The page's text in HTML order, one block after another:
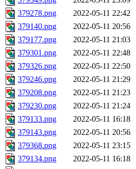
379278.png
2022-05-11 22:42
379140.png
2022-05-11 20:56
379177.png
2022-05-11 21:03
379301.png
2022-05-11 22:48
379326.png
2022-05-11 22:50
379246.png
2022-05-11 21:29
379208.png
2022-05-11 21:23
379230.png
2022-05-11 21:24
379133.png
2022-05-11 16:18
379143.png
2022-05-11 20:56
379368.png
2022-05-11 23:15
379134.png
2022-05-11 16:18